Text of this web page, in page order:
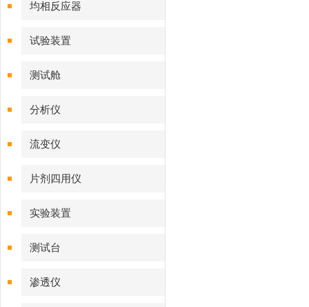
均相反应器
试验装置
测试舱
分析仪
流变仪
片剂四用仪
实验装置
测试台
渗透仪